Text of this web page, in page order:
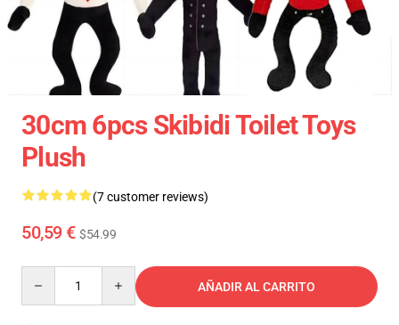
30cm 6pcs Skibidi Toilet Toys
Plush
(7 customer reviews)
50,59 € $54.99
AÑADIR AL CARRITO